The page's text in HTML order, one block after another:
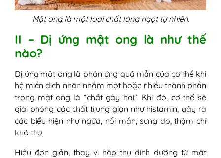
2. Thử phản ứng trước khi sử dụng
3. Không dùng mật ong cho trẻ dưới 1
4. Sử dụng mật ong đúng liều lượng
6. Kết hợp chăm sóc da hợp lý khi sử
dụng mật ong ngoài da
7. Theo dõi phản ứng cơ thể sau khi
dùng
Mật ong là một loại chất lỏng ngọt tự nhiên.
II – Dị ứng mật ong là như thế
nào?
Dị ứng mật ong là phản ứng quá mẫn của cơ thể khi
hệ miễn dịch nhận nhầm một hoặc nhiều thành phần
trong mật ong là “chất gây hại”. Khi đó, cơ thể sẽ
giải phóng các chất trung gian như histamin, gây ra
các biểu hiện như ngứa, nổi mẩn, sưng đỏ, thậm chí
khó thở.
Hiểu đơn giản, thay vì hấp thu dinh dưỡng từ mật